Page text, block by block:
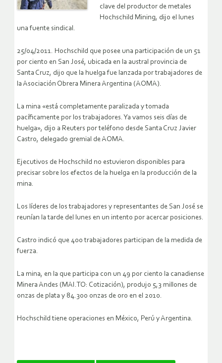
clave del productor de metales
Hochschild Mining, dijo el lunes
una fuente sindical.
25/04/2011. Hochschild que posee una participación de un 51
por ciento en San José, ubicada en la austral provincia de
Santa Cruz, dijo que la huelga fue lanzada por trabajadores de
la Asociación Obrera Minera Argentina (AOMA).
La mina «está completamente paralizada y tomada
pacíficamente por los trabajadores. Ya vamos seis días de
huelga», dijo a Reuters por teléfono desde Santa Cruz Javier
Castro, delegado gremial de AOMA.
Ejecutivos de Hochschild no estuvieron disponibles para
precisar sobre los efectos de la huelga en la producción de la
mina.
Los líderes de los trabajadores y representantes de San José se
reunían la tarde del lunes en un intento por acercar posiciones.
Castro indicó que 400 trabajadores participan de la medida de
fuerza.
La mina, en la que participa con un 49 por ciento la canadiense
Minera Andes (MAI.TO: Cotización), produjo 5,3 millones de
onzas de plata y 84.300 onzas de oro en el 2010.
Hochschild tiene operaciones en México, Perú y Argentina.